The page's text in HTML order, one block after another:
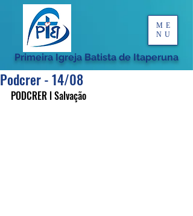
Primeira Igreja Batista de Itaperuna
ME
NU
Podcrer - 14/08
PODCRER l Salvação